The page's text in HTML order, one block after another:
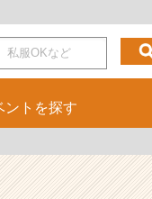
ント を探す